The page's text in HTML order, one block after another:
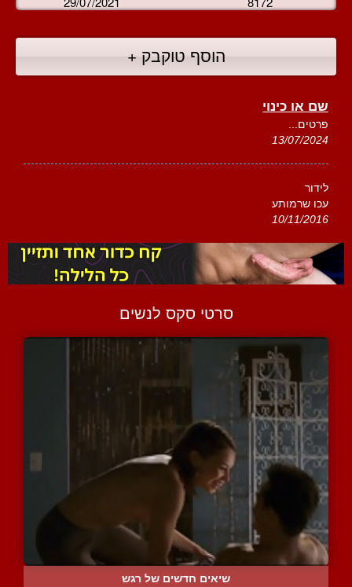
הוסף טוקבק +
שם או כינוי
פרטים...
13/07/2024
לידור
עכו שרמותע
10/11/2016
סרטי סקס לנשים
שיאים חדשים של רגש